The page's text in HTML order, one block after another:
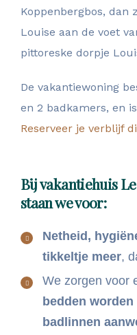
Koppenbergbos, dan
Louise aan de voet
pittoreske dorpje
De vakantiewoning
en 2 badkamers, en
Reserveer je verblijf
Bij vakantiehuis
staan we voor:
Netheid,
tikkeltje meer,
We zorgen voor
bedden
badlinnen